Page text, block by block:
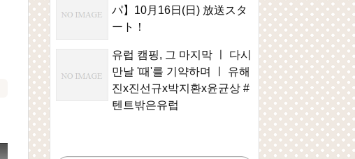
パ】10月16日(日) 放送スタ
ート！
유럽 캠핑, 그 마지막 ㅣ 다시
만날 '때'를 기약하며 ㅣ 유해
진x진선규x박지환x윤균상 #
텐트밖은유럽